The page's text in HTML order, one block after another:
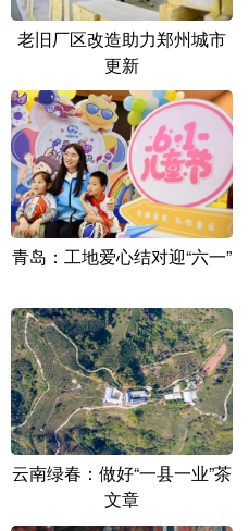
Français عربى
日本語 한국어
老旧厂区改造助力郑州城市
更新
青岛：工地爱心结对迎“六一”
云南绿春：做好“一县一业”茶
文章